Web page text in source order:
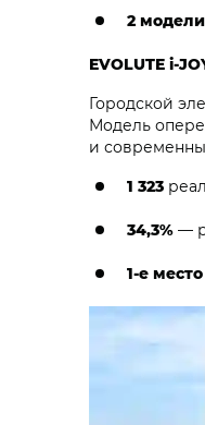
2
EVOLUTE
Городской
Модель
и
1 323
34,3% —
1-е место